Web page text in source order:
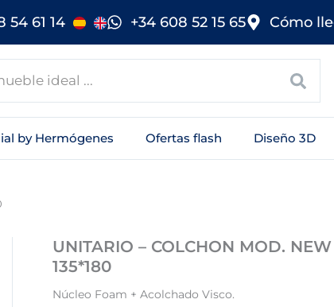
54 61 14 +34 608 52 15 65 Cómo
by Hermógenes Ofertas flash Diseño 3D
UNITARIO – COLCHON MOD.
135*180
Núcleo Foam + Acolchado Visco.